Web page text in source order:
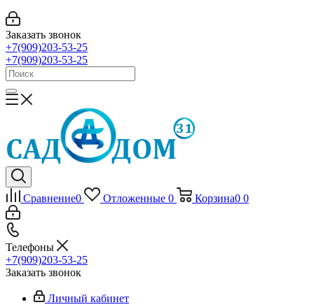
Заказать звонок
+7(909)203-53-25
+7(909)203-53-25
Сравнение0 Отложенные 0 Корзина0 0
Телефоны
+7(909)203-53-25
Заказать звонок
Личный кабинет